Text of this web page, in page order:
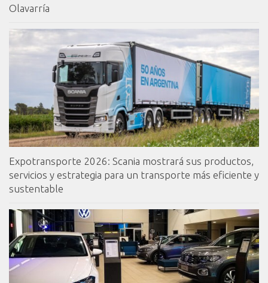
Olavarría
Expotransporte 2026: Scania mostrará sus productos,
servicios y estrategia para un transporte más eficiente y
sustentable